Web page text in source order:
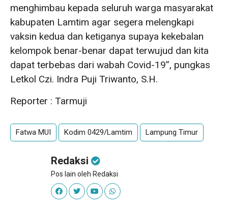
menghimbau kepada seluruh warga masyarakat
kabupaten Lamtim agar segera melengkapi
vaksin kedua dan ketiganya supaya kekebalan
kelompok benar-benar dapat terwujud dan kita
dapat terbebas dari wabah Covid-19”, pungkas
Letkol Czi. Indra Puji Triwanto, S.H.
Reporter : Tarmuji
Fatwa MUI Kodim 0429/Lamtim Lampung Timur
Redaksi
Pos lain oleh Redaksi